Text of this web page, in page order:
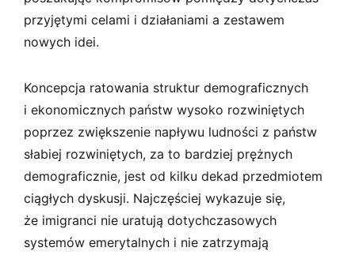
przyjętymi celami i działaniami a zestawem
nowych idei.
Koncepcja ratowania struktur demograficznych
i ekonomicznych państw wysoko rozwiniętych
poprzez zwiększenie napływu ludności z państw
słabiej rozwiniętych, za to bardziej prężnych
demograficznie, jest od kilku dekad przedmiotem
ciągłych dyskusji. Najczęściej wykazuje się,
że imigranci nie uratują dotychczasowych
systemów emerytalnych i nie zatrzymają